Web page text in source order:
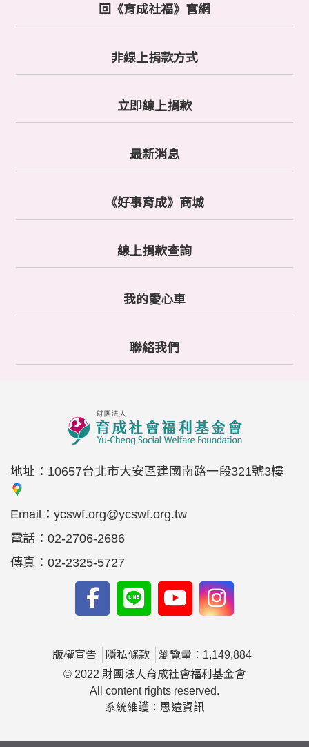
回《育成社福》官網
非線上捐款方式
立即線上捐款
最新消息
《好事育成》商城
線上捐款查詢
我的愛心車
聯絡我們
地址： 10657台北市大安區建國南路一段321號3樓
Email： ycswf.org@ycswf.org.tw
電話： 02-2706-2686
傳真： 02-2325-5727
版權宣告 隱私條款
瀏覽量：1,149,884
© 2022 財團法人育成社會福利基金會
All content rights reserved.
系統維護：思遠資訊